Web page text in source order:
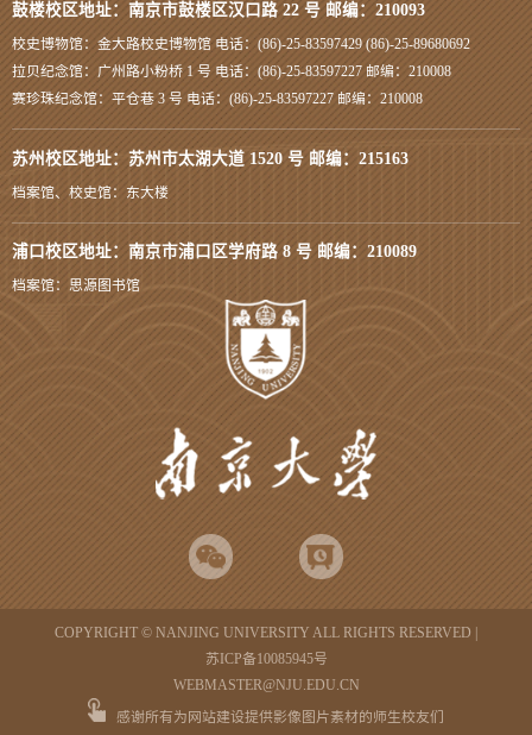
鼓楼校区地址：南京市鼓楼区汉口路 22 号 邮编：210093
校史博物馆：金大路校史博物馆 电话：(86)-25-83597429 (86)-25-89680692
拉贝纪念馆：广州路小粉桥 1 号 电话：(86)-25-83597227 邮编：210008
赛珍珠纪念馆：平仓巷 3 号 电话：(86)-25-83597227 邮编：210008
苏州校区地址：苏州市太湖大道 1520 号 邮编：215163
档案馆、校史馆：东大楼
浦口校区地址：南京市浦口区学府路 8 号 邮编：210089
档案馆：思源图书馆
COPYRIGHT © NANJING UNIVERSITY ALL RIGHTS RESERVED |
苏ICP备10085945号
WEBMASTER@NJU.EDU.CN
感谢所有为网站建设提供影像图片素材的师生校友们